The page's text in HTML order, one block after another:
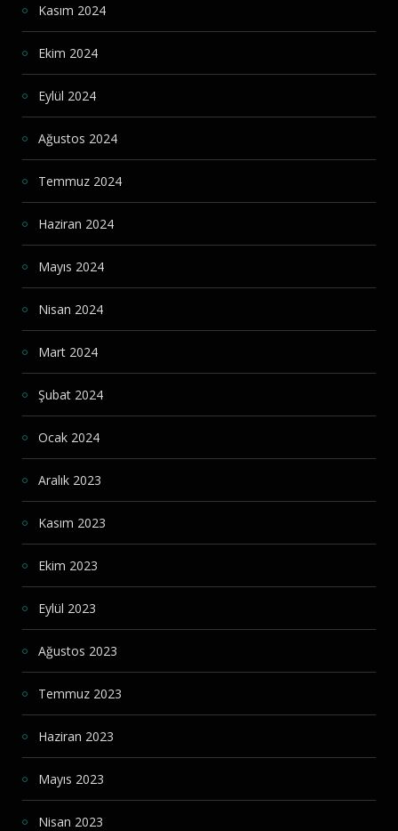
Kasım 2024
Ekim 2024
Eylül 2024
Ağustos 2024
Temmuz 2024
Haziran 2024
Mayıs 2024
Nisan 2024
Mart 2024
Şubat 2024
Ocak 2024
Aralık 2023
Kasım 2023
Ekim 2023
Eylül 2023
Ağustos 2023
Temmuz 2023
Haziran 2023
Mayıs 2023
Nisan 2023